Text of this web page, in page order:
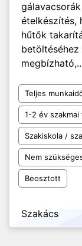
ételkészítés,
hűtők
betöltéséhez
Teljes
1-2 év szakmai
Szakiskola /
Nem
Beosztott
Szakács